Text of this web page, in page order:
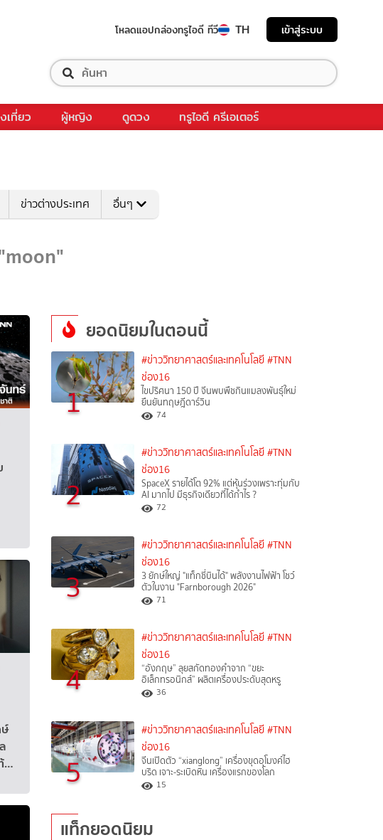
โหลดแอปกล่องทรูไอดี ทีวี TH เข้าสู่ระบบ
เที่ยว ผู้หญิง ดูดวง ทรูไอดี ครีเอเตอร์
ข่าวต่างประเทศ อื่นๆ
…
ยอดนิยมในตอนนี้
1
#ข่าววิทยาศาสตร์และเทคโนโลยี #TNN
ช่อง16
ไขปริศนา 150 ปี จีนพบพืชกินแมลงพันธุ์ใหม่
ยืนยันทฤษฎีดาร์วิน
74
2
#ข่าววิทยาศาสตร์และเทคโนโลยี #TNN
ช่อง16
SpaceX รายได้โต 92% แต่หุ้นร่วงเพราะทุ่มกับ
AI มากไป มีธุรกิจเดียวที่ได้กำไร ?
72
3
#ข่าววิทยาศาสตร์และเทคโนโลยี #TNN
ช่อง16
3 ยักษ์ใหญ่ "แท็กซี่บินได้" พลังงานไฟฟ้า โชว์
ตัวในงาน "Farnborough 2026"
71
4
#ข่าววิทยาศาสตร์และเทคโนโลยี #TNN
ช่อง16
“อังกฤษ” ลุยสกัดทองคำจาก “ขยะ
อิเล็กทรอนิกส์” ผลิตเครื่องประดับสุดหรู
36
5
#ข่าววิทยาศาสตร์และเทคโนโลยี #TNN
ช่อง16
จีนเปิดตัว “xianglong” เครื่องขุดอุโมงค์ไฮ
บริด เจาะ-ระเบิดหิน เครื่องแรกของโลก
15
แท็กยอดนิยม